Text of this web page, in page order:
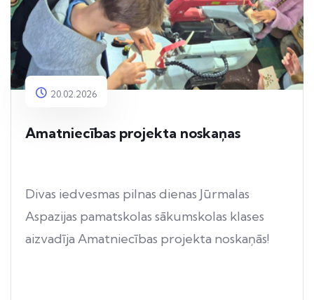
20.02.2026
Amatniecības projekta noskaņas
Divas iedvesmas pilnas dienas Jūrmalas
Aspazijas pamatskolas sākumskolas klases
aizvadīja Amatniecības projekta noskaņās!